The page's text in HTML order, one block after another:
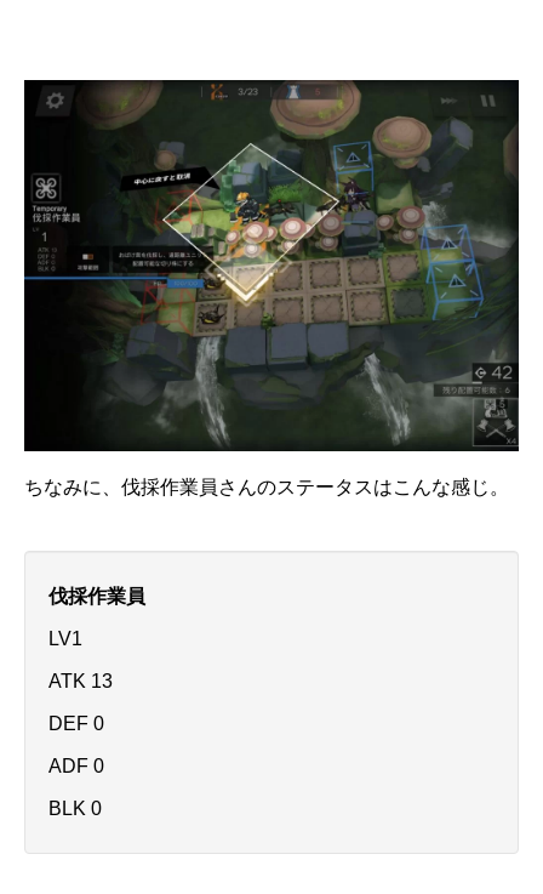
ちなみに、伐採作業員さんのステータスはこんな感じ。
伐採作業員
LV1
ATK 13
DEF 0
ADF 0
BLK 0